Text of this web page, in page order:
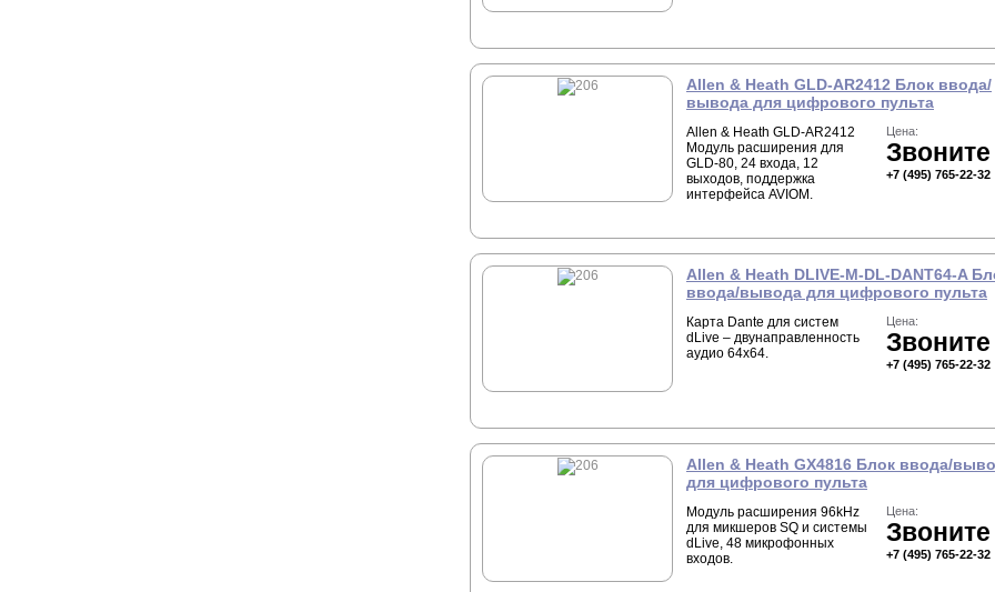
Allen & Heath GLD-AR2412 Блок ввода/
вывода для цифрового пульта
Allen & Heath GLD-AR2412
Модуль расширения для
GLD-80, 24 входа, 12
выходов, поддержка
интерфейса AVIOM.
Цена:
Звоните
+7 (495) 765-22-32
Allen & Heath DLIVE-M-DL-DANT64-A
ввода/вывода для цифрового пульта
Карта Dante для систем
dLive – двунаправленность
аудио 64x64.
Цена:
Звоните
+7 (495) 765-22-32
Allen & Heath GX4816 Блок ввода/
для цифрового пульта
Модуль расширения 96kHz
для микшеров SQ и системы
dLive, 48 микрофонных
входов.
Цена:
Звоните
+7 (495) 765-22-32